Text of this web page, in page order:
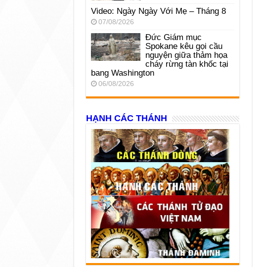
Video: Ngày Ngày Với Mẹ – Tháng 8
07/08/2026
Đức Giám mục
Spokane kêu gọi cầu
nguyện giữa thảm họa
cháy rừng tàn khốc tại
bang Washington
06/08/2026
HẠNH CÁC THÁNH